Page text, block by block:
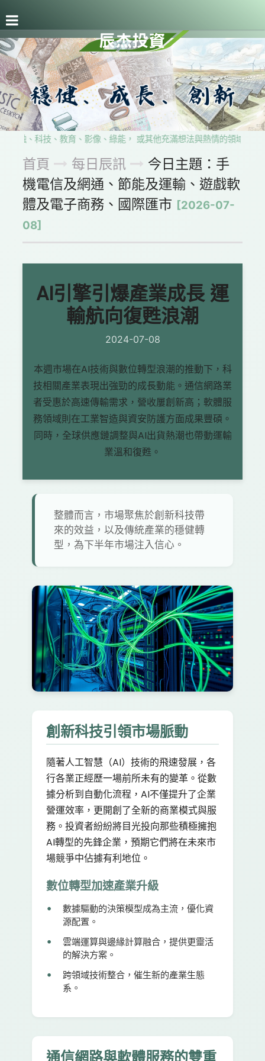
融、科技、教育、影像、綠能， 或其他充滿想法與熱情的領域， 歡
首頁 每日辰訊
今日主題：手
機電信及網通、節能及運輸、遊戲軟
體及電子商務、國際匯市 [2026-07-
08]
AI引擎引爆產業成長 運
輸航向復甦浪潮
2024-07-08
本週市場在AI技術與數位轉型浪潮的推動下，科
技相關產業表現出強勁的成長動能。通信網路業
者受惠於高速傳輸需求，營收屢創新高；軟體服
務領域則在工業智造與資安防護方面成果豐碩。
同時，全球供應鏈調整與AI出貨熱潮也帶動運輸
業溫和復甦。
整體而言，市場聚焦於創新科技帶
來的效益，以及傳統產業的穩健轉
型，為下半年市場注入信心。
創新科技引領市場脈動
隨著人工智慧（AI）技術的飛速發展，各
行各業正經歷一場前所未有的變革。從數
據分析到自動化流程，AI不僅提升了企業
營運效率，更開創了全新的商業模式與服
務。投資者紛紛將目光投向那些積極擁抱
AI轉型的先鋒企業，預期它們將在未來市
場競爭中佔據有利地位。
數位轉型加速產業升級
數據驅動的決策模型成為主流，優化資
源配置。
雲端運算與邊緣計算融合，提供更靈活
的解決方案。
跨領域技術整合，催生新的產業生態
系。